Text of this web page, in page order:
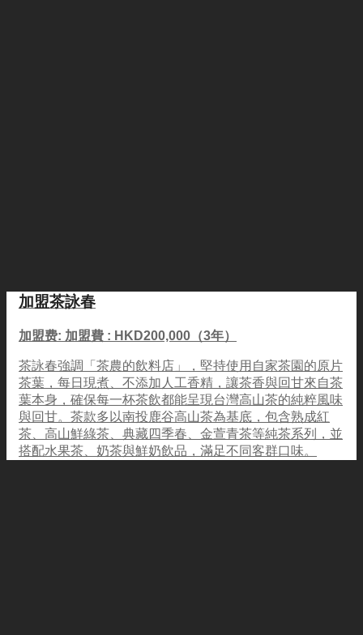
加盟茶詠春
加盟费: 加盟費 : HKD200,000（3年）
茶詠春強調「茶農的飲料店」，堅持使用自家茶園的原片
茶葉，每日現煮、不添加人工香精，讓茶香與回甘來自茶
葉本身，確保每一杯茶飲都能呈現台灣高山茶的純粹風味
與回甘。茶款多以南投鹿谷高山茶為基底，包含熟成紅
茶、高山鮮綠茶、典藏四季春、金萱青茶等純茶系列，並
搭配水果茶、奶茶與鮮奶飲品，滿足不同客群口味。